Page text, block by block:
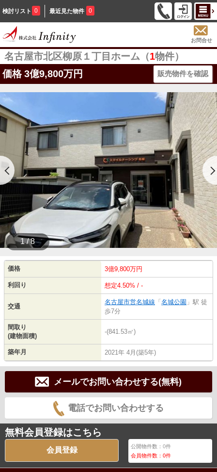
検討リスト 0 最近見た物件 0
お問合せ
名古屋市北区柳原１丁目ホーム（1物件）
価格 3億9,800万円 販売物件を確認
1 / 8
価格 3億9,800万円
利回り 想定4.50% / -
交通
名古屋市営名城線 「 名城公園 」駅 徒
歩7分
間取り
(建物面積)
-(841.53㎡)
築年月 2021年 4月(築5年)
メールでお問い合わせする(無料)
電話でお問い合わせする
無料会員登録はこちら
会員登録 公開物件数：0件
会員物件数：0件